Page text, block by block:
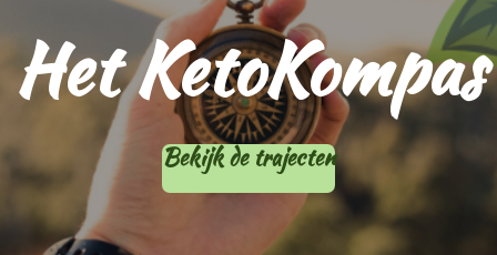
Het KetoKompas
Bekijk de trajecten